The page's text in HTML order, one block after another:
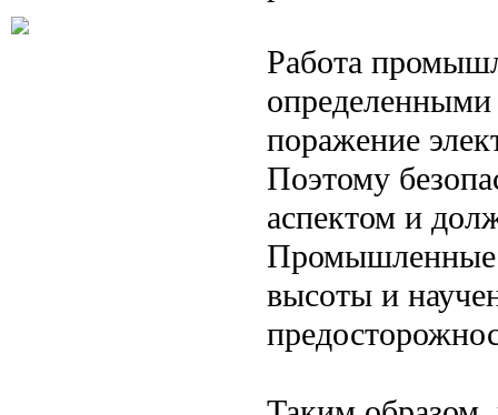
Работа
поражение
Поэтому
аспектом и
Промышленные
высоты и